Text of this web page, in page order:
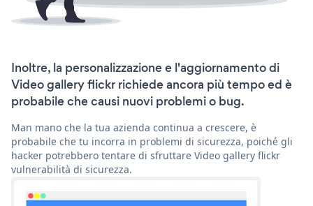
Inoltre, la personalizzazione e l'aggiornamento di
Video gallery flickr richiede ancora più tempo ed è
probabile che causi nuovi problemi o bug.
Man mano che la tua azienda continua a crescere, è
probabile che tu incorra in problemi di sicurezza, poiché gli
hacker potrebbero tentare di sfruttare Video gallery flickr
vulnerabilità di sicurezza.